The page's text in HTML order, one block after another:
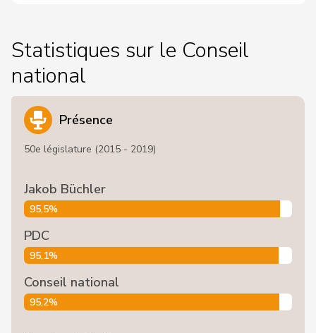
Statistiques sur le Conseil
national
Présence
50e législature (2015 - 2019)
Jakob Büchler
95,5%
PDC
95,1%
Conseil national
95,2%